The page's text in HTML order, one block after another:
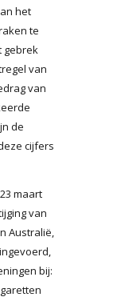
het
te
gebrek
van
van
de
cijfers
maart
van
Australië,
bij: